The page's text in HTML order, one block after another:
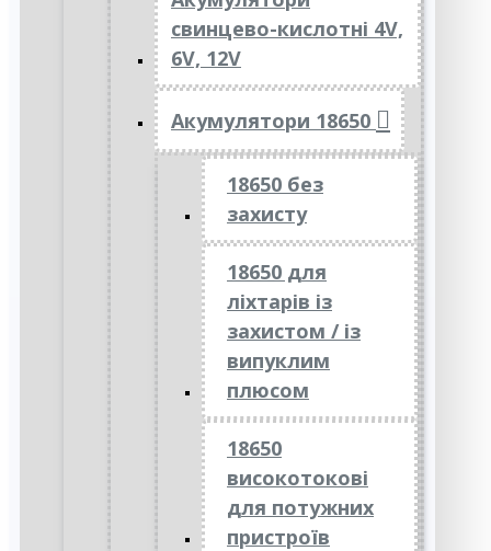
свинцево-кислотні 4V,
6V, 12V
Акумулятори 18650
18650 без
захисту
18650 для
ліхтарів із
захистом / із
випуклим
плюсом
18650
високотокові
для потужних
пристроїв